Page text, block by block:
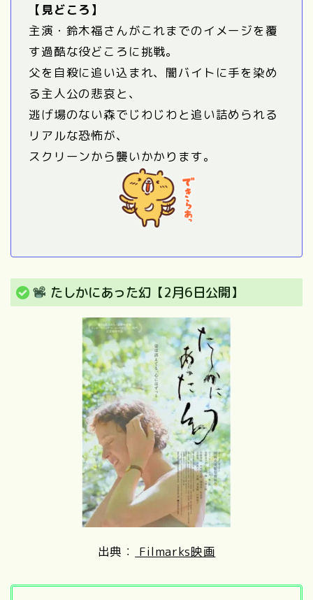
【見どころ】
主演・鈴木福さんがこれまでのイメージを覆
す過酷な役どころに挑戦。
父を自殺に追い込まれ、闇バイトに手を染め
る主人公の悲哀と、
逃げ場のない森でじわじわと追い詰められる
リアルな恐怖が、
スクリーンから襲いかかります。
たしかにあった幻【2月6日公開】
出典： Filmarks映画